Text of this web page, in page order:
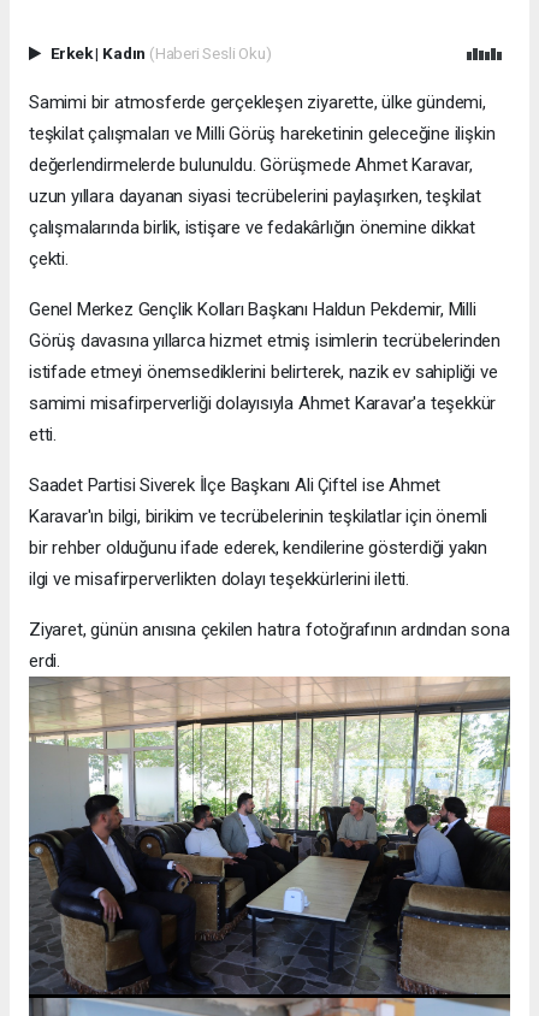
Erkek| Kadın (Haberi Sesli Oku)
Samimi bir atmosferde gerçekleşen ziyarette, ülke gündemi,
teşkilat çalışmaları ve Milli Görüş hareketinin geleceğine ilişkin
değerlendirmelerde bulunuldu. Görüşmede Ahmet Karavar,
uzun yıllara dayanan siyasi tecrübelerini paylaşırken, teşkilat
çalışmalarında birlik, istişare ve fedakârlığın önemine dikkat
çekti.
Genel Merkez Gençlik Kolları Başkanı Haldun Pekdemir, Milli
Görüş davasına yıllarca hizmet etmiş isimlerin tecrübelerinden
istifade etmeyi önemsediklerini belirterek, nazik ev sahipliği ve
samimi misafirperverliği dolayısıyla Ahmet Karavar'a teşekkür
etti.
Saadet Partisi Siverek İlçe Başkanı Ali Çiftel ise Ahmet
Karavar'ın bilgi, birikim ve tecrübelerinin teşkilatlar için önemli
bir rehber olduğunu ifade ederek, kendilerine gösterdiği yakın
ilgi ve misafirperverlikten dolayı teşekkürlerini iletti.
Ziyaret, günün anısına çekilen hatıra fotoğrafının ardından sona
erdi.